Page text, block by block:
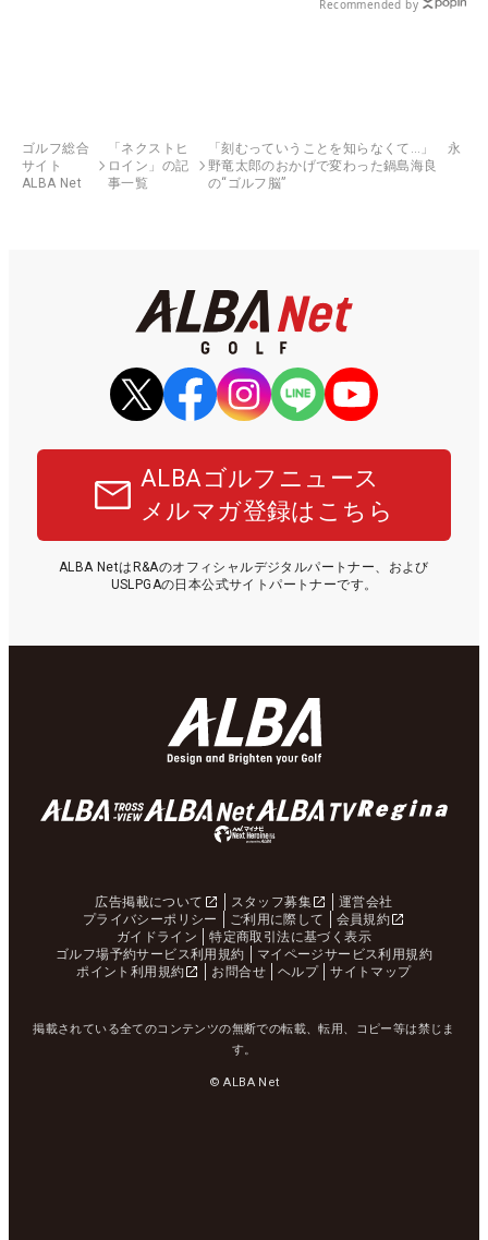
Recommended by
ゴルフ総合
サイト
ALBA Net
「ネクストヒ
ロイン」の記
事一覧
「刻むっていうことを知らなくて…」 永
野竜太郎のおかげで変わった鍋島海良
の“ゴルフ脳”
ALBAゴルフニュース
メルマガ登録はこちら
ALBA NetはR&Aのオフィシャルデジタルパートナー、および
USLPGAの日本公式サイトパートナーです。
広告掲載について スタッフ募集
運営会社
プライバシーポリシー
ご利用に際して
会員規約
ガイドライン
特定商取引法に基づく表示
ゴルフ場予約サービス利用規約
マイページサービス利用規約
ポイント利用規約
お問合せ ヘルプ サイトマップ
掲載されている全てのコンテンツの無断での転載、転用、コピー等は禁じま
す。
© ALBA Net